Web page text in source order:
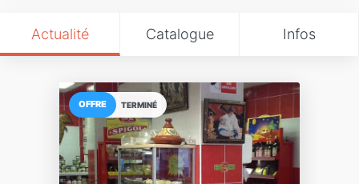
Actualité Catalogue Infos
TERMINÉ
OFFRE